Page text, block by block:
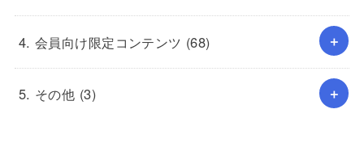
4. 会員向け限定コンテンツ (68)
5. その他 (3)